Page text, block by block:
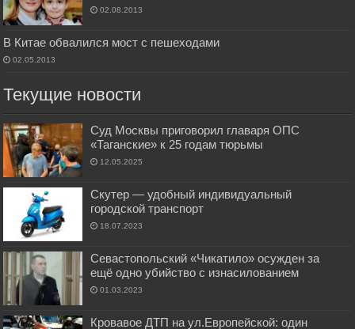
02.08.2013
В Китае обвалился мост с пешеходами
02.05.2013
Текущие новости
Суд Москвы приговорил главаря ОПС
«Таганские» к 25 годам тюрьмы
12.05.2025
Скутер — удобный индивидуальный
городской транспорт
18.07.2023
Севастопольский «Чикатило» осужден за
ещё одно убийство с изнасилованием
01.03.2023
Кровавое ДТП на ул.Европейской: один